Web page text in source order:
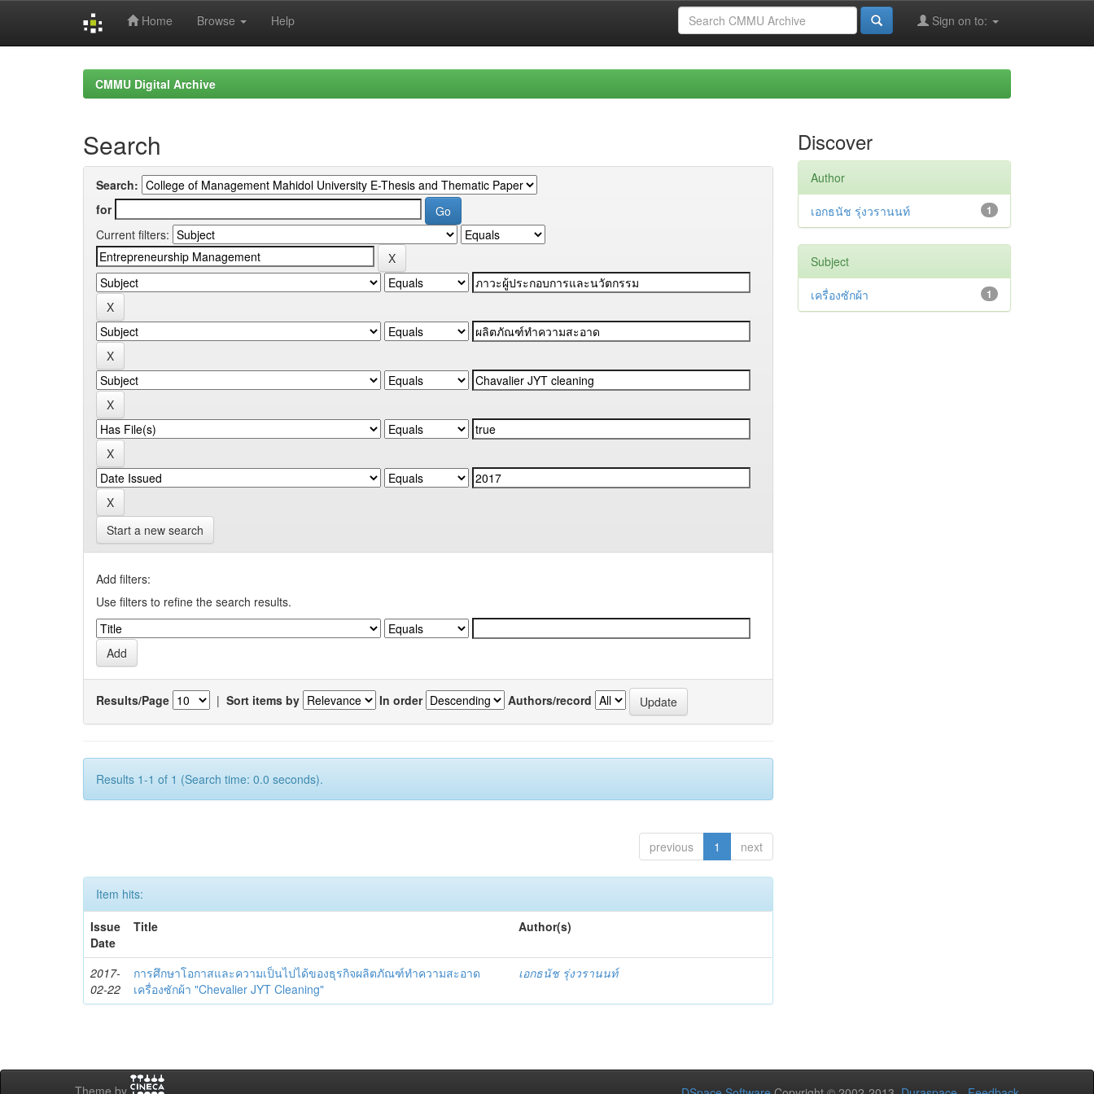
Home Browse Help Sign on to:
CMMU Digital Archive
Search
Search:
for
Current filters:
Start a new search
Add filters:
Use filters to refine the search results.
Results/Page | Sort items by In order Authors/record
Results 1-1 of 1 (Search time: 0.0 seconds).
previous 1 next
Item hits:
Issue
Date
Title Author(s)
2017-
02-22
การศึกษาโอกาสและความเป็นไปได้ของธุรกิจผลิตภัณฑ์ทำความสะอาด
เครื่องซักผ้า "Chevalier JYT Cleaning"
เอกธนัช รุ่งวรานนท์
Discover
Author
1
เอกธนัช รุ่งวรานนท์
Subject
1
เครื่องซักผ้า